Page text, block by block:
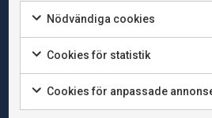
Nödvändiga cookies
Cookies för statistik
Cookies för anpassade